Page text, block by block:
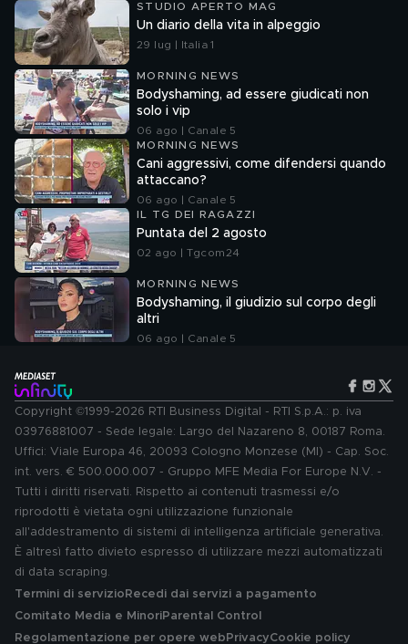
STUDIO APERTO MAG
Un diario della vita in alpeggio
29 lug | Italia 1
MORNING NEWS
Bodyshaming, ad essere giudicati non
solo i vip
06 ago | Canale 5
MORNING NEWS
Cani aggressivi, come difendersi quando
attaccano?
06 ago | Canale 5
IL TG DEI RAGAZZI
Puntata del 2 agosto
02 ago | Tgcom24
MORNING NEWS
Bodyshaming, il giudizio sul corpo degli
altri
06 ago | Canale 5
Copyright ©1999-2026 RTI Business Digital - RTI S.p.A.: p. iva
03976881007 - Sede legale: Largo del Nazareno 8, 00187 Roma.
Uffici: Viale Europa 46, 20093 Cologno Monzese (MI) - Cap. Soc.
int. vers. € 500.000.007 - Gruppo MFE Media For Europe N.V. -
Tutti i diritti riservati. Rispetto ai contenuti trasmessi e/o
riprodotti è vietata ogni utilizzazione funzionale
all'addestramento di sistemi di intelligenza artificiale generativa.
È altresì fatto divieto espresso di utilizzare mezzi automatizzati
di data scraping.
Termini di servizio Recedi dai servizi a pagamento
Comitato Media e MinoriParental Control
Regolamentazione per opere web PrivacyCookie policy